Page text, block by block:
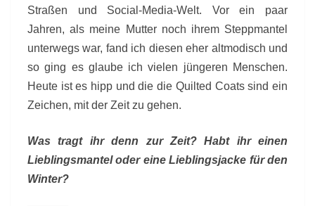
Straßen und Social-Media-Welt. Vor ein paar
Jahren, als meine Mutter noch ihrem Steppmantel
unterwegs war, fand ich diesen eher altmodisch und
so ging es glaube ich vielen jüngeren Menschen.
Heute ist es hipp und die die Quilted Coats sind ein
Zeichen, mit der Zeit zu gehen.
Was tragt ihr denn zur Zeit? Habt ihr einen
Lieblingsmantel oder eine Lieblingsjacke für den
Winter?